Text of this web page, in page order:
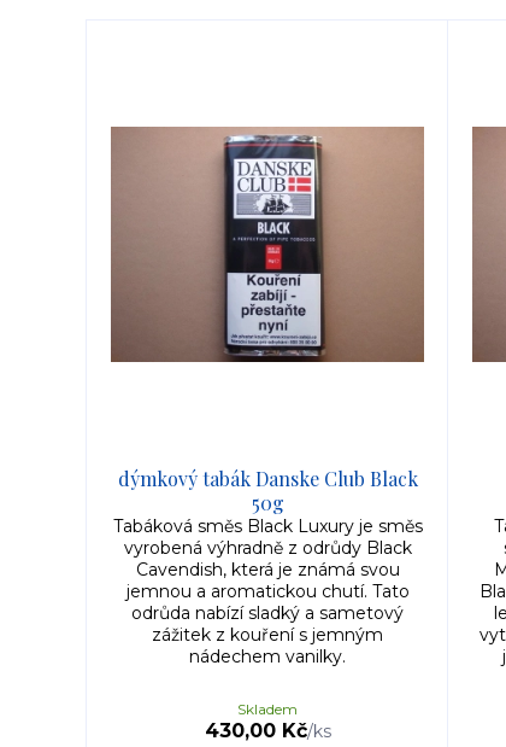
dýmkový tabák Danske Club Black
50g
Tabáková směs Black Luxury je směs
vyrobená výhradně z odrůdy Black
Cavendish, která je známá svou
jemnou a aromatickou chutí. Tato
odrůda nabízí sladký a sametový
zážitek z kouření s jemným
nádechem vanilky.
430,00 Kč/ks
Skladem